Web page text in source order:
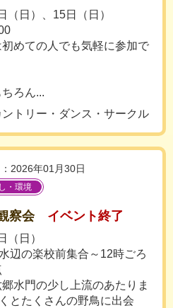
（日）、15日（日）
めての人でも気軽に参加で
ん...
トリー・ダンス・サークル
2026年01月30日
・環境
察会 イベント終了
（日）
辺の楽校前集合～12時ごろ
水門の少し上流のあたりま
とたくさんの野鳥に出会